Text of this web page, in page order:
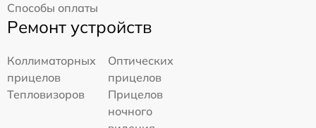
Способы оплаты
Ремонт устройств
Коллиматорных
прицелов
Оптических
прицелов
Тепловизоров
Прицелов
ночного